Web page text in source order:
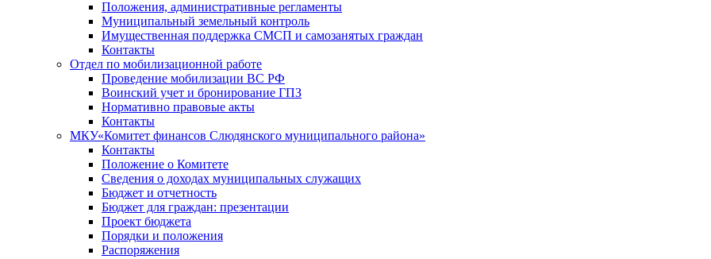
Положения, административные регламенты
Муниципальный земельный контроль
Имущественная поддержка СМСП и самозанятых граждан
Контакты
Отдел по мобилизационной работе
Проведение мобилизации ВС РФ
Воинский учет и бронирование ГПЗ
Нормативно правовые акты
Контакты
МКУ«Комитет финансов Слюдянского муниципального района»
Контакты
Положение о Комитете
Сведения о доходах муниципальных служащих
Бюджет и отчетность
Бюджет для граждан: презентации
Проект бюджета
Порядки и положения
Распоряжения